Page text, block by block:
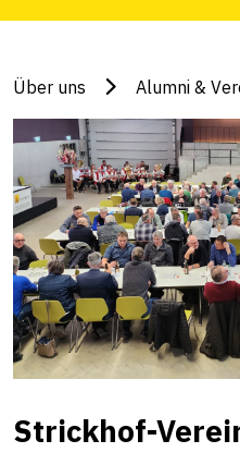
Über uns Alumni &
Strickhof-